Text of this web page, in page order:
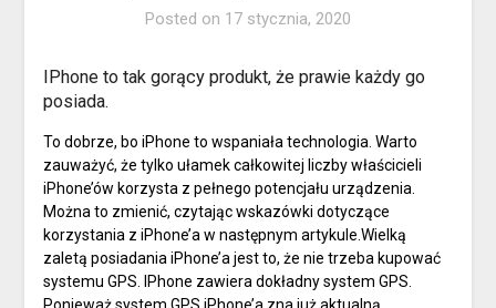
Posted on 17 stycznia, 2020
IPhone to tak gorący produkt, że prawie każdy go
posiada.
To dobrze, bo iPhone to wspaniała technologia. Warto
zauważyć, że tylko ułamek całkowitej liczby właścicieli
iPhone’ów korzysta z pełnego potencjału urządzenia.
Można to zmienić, czytając wskazówki dotyczące
korzystania z iPhone’a w następnym artykule.Wielką
zaletą posiadania iPhone’a jest to, że nie trzeba kupować
systemu GPS. IPhone zawiera dokładny system GPS.
Ponieważ system GPS iPhone’a zna już aktualną